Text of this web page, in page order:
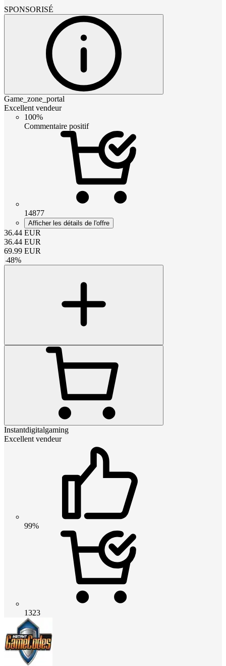
SPONSORISÉ
Game_zone_portal
Excellent vendeur
100%
Commentaire positif
14877
Afficher les détails de l'offre
36.44 EUR
36.44 EUR
69.99 EUR
-48%
Instantdigitalgaming
Excellent vendeur
99%
1323